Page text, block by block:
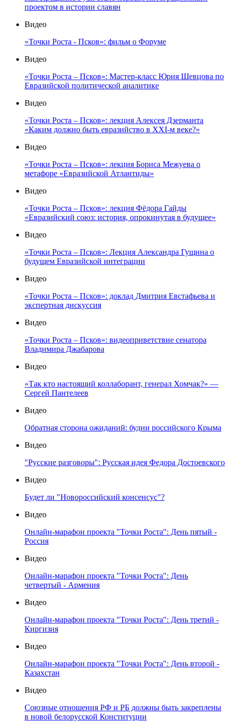
проектом в истории славян
Видео
«Точки Роста - Псков»: фильм о Форуме
Видео
«Точки Роста – Псков»: Мастер-класс Юрия Шевцова по
Евразийской политической аналитике
Видео
«Точки Роста – Псков»: лекция Алексея Дзерманта
«Каким должно быть евразийство в XXI-м веке?»
Видео
«Точки Роста – Псков»: лекция Бориса Межуева о
метафоре «Евразийской Атлантиды»
Видео
«Точки Роста – Псков»: лекция Фёдора Гайды
«Евразийский союз: история, опрокинутая в будущее»
Видео
«Точки Роста – Псков»: Лекция Александра Гущина о
будущем Евразийской интеграции
Видео
«Точки Роста – Псков»: доклад Дмитрия Евстафьева и
экспертная дискуссия
Видео
«Точки Роста – Псков»: видеоприветствие сенатора
Владимира Джабарова
Видео
«Так кто настоящий коллаборант, генерал Хомчак?» —
Сергей Пантелеев
Видео
Обратная сторона ожиданий: будни российского Крыма
Видео
"Русские разговоры": Русская идея Федора Достоевского
Видео
Будет ли "Новороссийский консенсус"?
Видео
Онлайн-марафон проекта "Точки Роста": День пятый -
Россия
Видео
Онлайн-марафон проекта "Точки Роста": День
четвертый - Армения
Видео
Онлайн-марафон проекта "Точки Роста": День третий -
Киргизия
Видео
Онлайн-марафон проекта "Точки Роста": День второй -
Казахстан
Видео
Союзные отношения РФ и РБ должны быть закреплены
в новой белорусской Конституции